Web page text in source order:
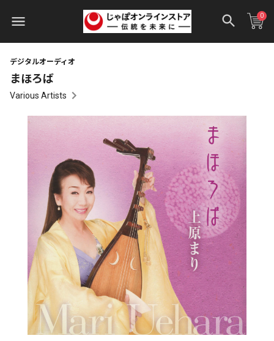
0
デジタルオーディオ
まほろば
Various Artists